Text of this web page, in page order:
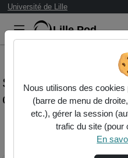
Université de Lille
Lille.Pod
Statistiques de
complémentaire
Modifier la période de
Nous utilisons des cookies
(barre de menu de
etc.), gérer la session
trafic du site (pour
En